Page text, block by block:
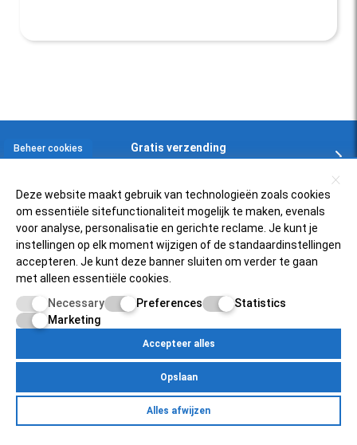
Gratis verzending
Klantenservice
Zelfservice
Retourneren
Inloggen bij account
Betaalmogelijkheden
Populaire scooters
Piaggio Zip 4t
SYM Fiddle 3
Over ons
Status bestelling
Mijnscooteronderdelen.nl
Egersundweg 11E
9723JM Groningen
ZelfserviceOver OnsContactKlantenservicePricacy PolicySite MapMijn account
Beheer cookies
Deze website maakt gebruik van technologieën zoals cookies
om essentiële sitefunctionaliteit mogelijk te maken, evenals
voor analyse, personalisatie en gerichte reclame. Je kunt je
instellingen op elk moment wijzigen of de standaardinstellingen
accepteren. Je kunt deze banner sluiten om verder te gaan
met alleen essentiële cookies.
Necessary
Preferences
Statistics
Marketing
Accepteer alles
Opslaan
Alles afwijzen